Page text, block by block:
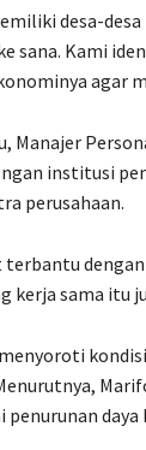
desa-
sana. Kami
agar
Manajer
institusi
perusahaan.
kerja sama itu
penurunan daya